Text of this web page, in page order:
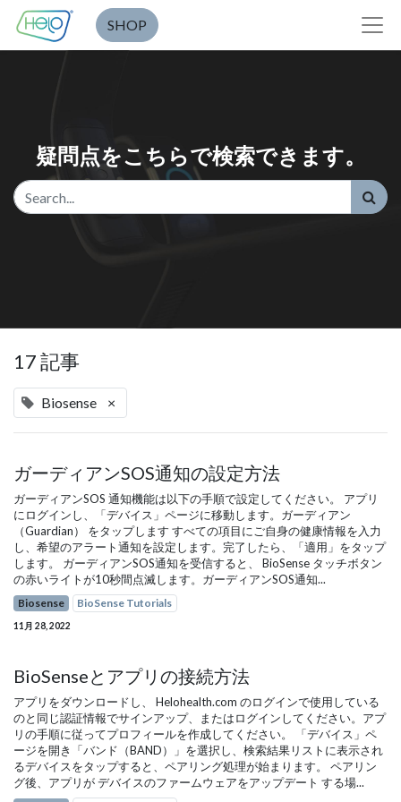
SHOP
疑問点をこちらで検索できます。
17 記事
Biosense ×
ガーディアンSOS通知の設定方法
ガーディアンSOS 通知機能は以下の手順で設定してください。 アプリ
にログインし、「デバイス」ページに移動します。ガーディアン
（Guardian） をタップします すべての項目にご自身の健康情報を入力
し、希望のアラート通知を設定します。完了したら、「適用」をタップ
します。 ガーディアンSOS通知を受信すると、 BioSense タッチボタン
の赤いライトが10秒間点滅します。ガーディアンSOS通知...
Biosense BioSense Tutorials
11月 28, 2022
BioSenseとアプリの接続方法
アプリをダウンロードし、 Helohealth.com のログインで使用している
のと同じ認証情報でサインアップ、またはログインしてください。アプ
リの手順に従ってプロフィールを作成してください。 「デバイス」ペ
ージを開き「バンド（BAND）」を選択し、検索結果リストに表示され
るデバイスをタップすると、ペアリング処理が始まります。 ペアリン
グ後、アプリが デバイスのファームウェアをアップデート する場...